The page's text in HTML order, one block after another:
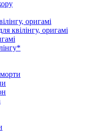
оригамі
квілінгу, оригамі